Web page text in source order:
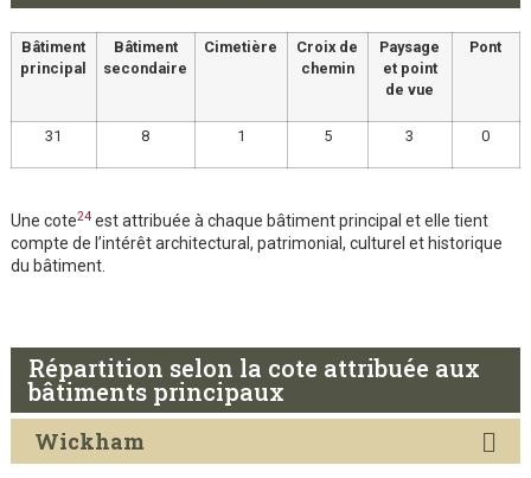
Bâtiment
principal
Bâtiment
secondaire
Cimetière
Croix de
chemin
Paysage
et point
de vue
Pont
31 8 1 5 3 0
Une cote24est attribuée à chaque bâtiment principal et elle tient
compte de l’intérêt architectural, patrimonial, culturel et historique
du bâtiment.
Répartition selon la cote attribuée aux
bâtiments principaux
Wickham